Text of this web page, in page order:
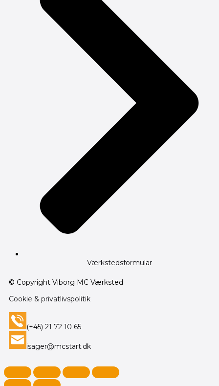
Værkstedsformular
© Copyright Viborg MC Værksted
Cookie & privatlivspolitik
(+45) 21 72 10 65
isager@mcstart.dk